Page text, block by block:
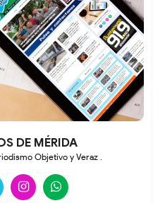
DE MÉRIDA
Objetivo y Veraz .